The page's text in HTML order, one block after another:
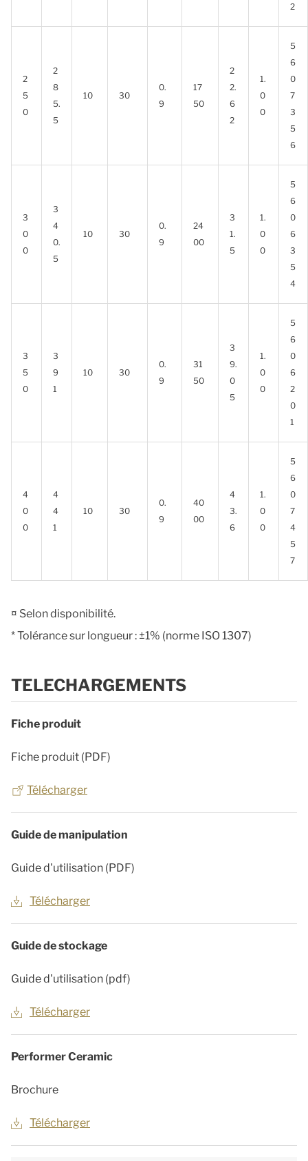
2
2
5
0
2
8
5.
5
10 30
0.
9
17
50
2
2.
6
2
1.
0
0
5
6
0
7
3
5
6
3
0
0
3
4
0.
5
10 30
0.
9
24
00
3
1.
5
1.
0
0
5
6
0
6
3
5
4
3
5
0
3
9
1
10 30
0.
9
31
50
3
9.
0
5
1.
0
0
5
6
0
6
2
0
1
4
0
0
4
4
1
10 30
0.
9
40
00
4
3.
6
1.
0
0
5
6
0
7
4
5
7
¤ Selon disponibilité.
* Tolérance sur longueur : ±1% (norme ISO 1307)
TELECHARGEMENTS
Fiche produit
Fiche produit (PDF)
Télécharger
Guide de manipulation
Guide d'utilisation (PDF)
Télécharger
Guide de stockage
Guide d'utilisation (pdf)
Télécharger
Performer Ceramic
Brochure
Télécharger